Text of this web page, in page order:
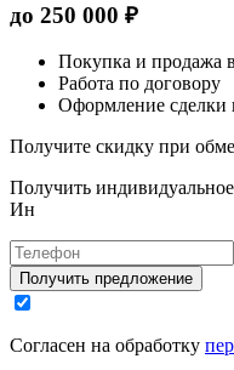
до 250 000 ₽
Покупка и продажа
Работа по договору
Оформление сделки
Получите скидку при
Получить
Ин
Получить предложение
Согласен на обработку